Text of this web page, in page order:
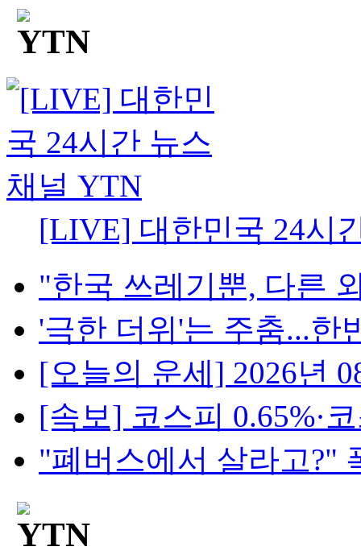
[LIVE] 대한민국 24시
"한국 쓰레기뿐, 다른
'극한 더위'는 주춤...한
[오늘의 운세] 2026년
[속보] 코스피 0.65%·
"폐버스에서 살라고?"